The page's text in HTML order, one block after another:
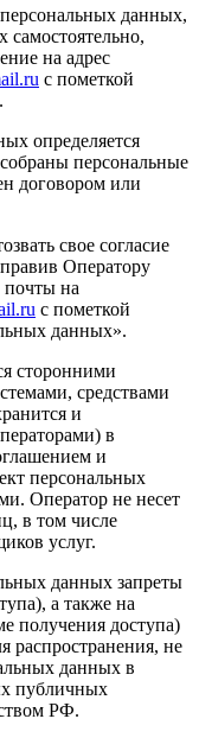
данных,
самостоятельно,
на адрес
с пометкой
определяется
персональные
договором или
свое согласие
Оператору
почты на
с пометкой
данных».
сторонними
средствами
и
в
и
персональных
Оператор не несет
в том числе
услуг.
данных запреты
а также на
получения доступа)
распространения, не
данных в
публичных
РФ.